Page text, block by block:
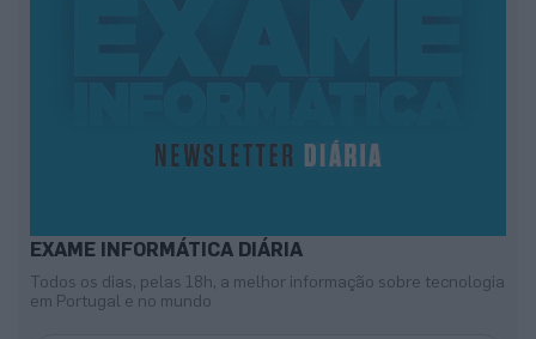
EXAME INFORMÁTICA DIÁRIA
Todos os dias, pelas 18h, a melhor informação sobre tecnologia
em Portugal e no mundo